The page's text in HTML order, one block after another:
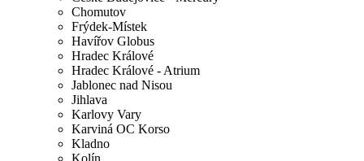
Chomutov
Frýdek-Místek
Havířov Globus
Hradec Králové
Hradec Králové - Atrium
Jablonec nad Nisou
Jihlava
Karlovy Vary
Karviná OC Korso
Kladno
Kolín